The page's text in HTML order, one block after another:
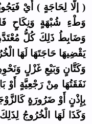
( إلَّا لِحَاجَةٍ ) أَيْ
وَطْءِ شُبْهَةٍ وَنِكَاحٍ
وَضَابِطُ ذَلِكَ كُلُّ
يَقْضِيهَا حَاجَتَهَا لَهَا
وَكَتَّانٍ وَبَيْعِ غَزْلٍ
نَفَقَتُهَا مِنْ رَجْعِيَّةٍ أَوْ
بِإِذْنٍ أَوْ ضَرُورَةٍ
وَكَذَا لَهَا الْخُرُوجُ